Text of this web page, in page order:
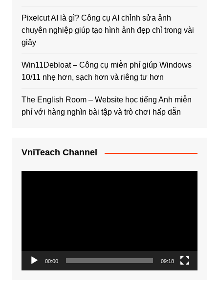
Pixelcut AI là gì? Công cụ AI chỉnh sửa ảnh
chuyên nghiệp giúp tạo hình ảnh đẹp chỉ trong vài
giây
Win11Debloat – Công cụ miễn phí giúp Windows
10/11 nhẹ hơn, sạch hơn và riêng tư hơn
The English Room – Website học tiếng Anh miễn
phí với hàng nghìn bài tập và trò chơi hấp dẫn
VniTeach Channel
00:00 09:18